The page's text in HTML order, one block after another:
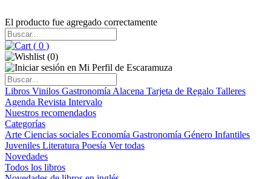
El producto fue agregado correctamente
( 0 )
(0)
Libros Vinilos Gastronomía Alacena Tarjeta de Regalo Talleres
Agenda Revista Intervalo
Nuestros recomendados
Categorías
Arte Ciencias sociales Economía Gastronomía Género Infantiles
Juveniles Literatura Poesía Ver todas
Novedades
Todos los libros